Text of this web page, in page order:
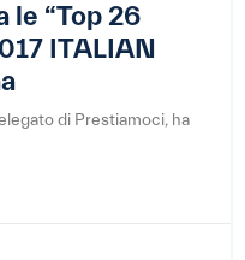
le “Top 26
ITALIAN
di Prestiamoci, ha